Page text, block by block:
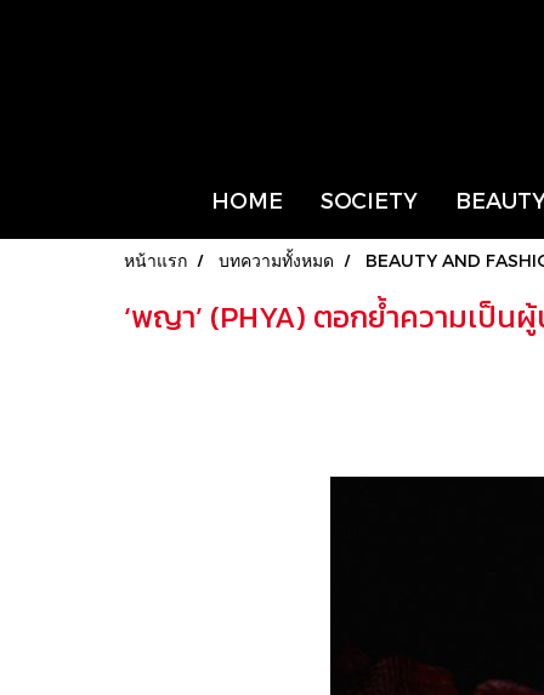
HOME SOCIETY
หน้าแรก บทความทั้งหมด BEAUTY AND
‘พญา’ (PHYA) ตอกย้ำความเป็